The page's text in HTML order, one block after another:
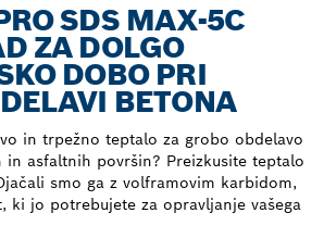
SDS MAX-5C
ZA DOLGO
DOBO PRI
BETONA
in trpežno teptalo za grobo obdelavo
asfaltnih površin? Preizkusite teptalo
smo ga z volframovim karbidom,
ki jo potrebujete za opravljanje vašega